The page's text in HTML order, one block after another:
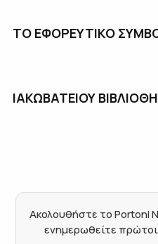
ΤΟ ΕΦΟΡΕΥΤΙΚΟ
ΙΑΚΩΒΑΤΕΙΟΥ
Ακολουθήστε το Portoni
ενημερωθείτε πρώτοι